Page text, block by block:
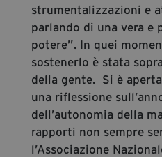
strumentalizzazioni e
parlando di una vera e
potere”. In quei
sostenerlo è stata
della gente. Si è
una riflessione
dell’autonomia della
rapporti non sempre
l’Associazione